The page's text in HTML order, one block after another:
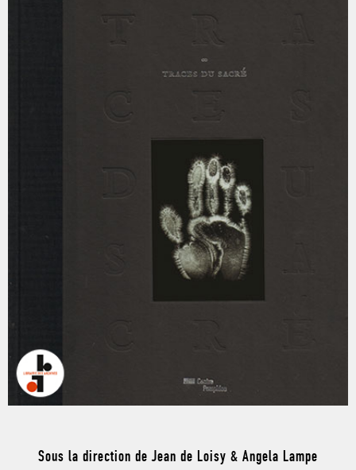
Sous la direction de Jean de Loisy & Angela Lampe